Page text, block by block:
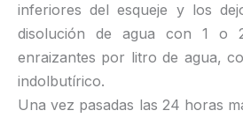
inferiores del esqueje y los
disolución de agua con 1 o
enraizantes por litro de agua,
indolbutírico.
Una vez pasadas las 24 horas